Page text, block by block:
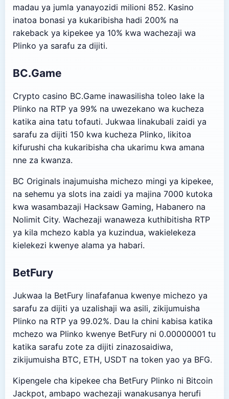
madau ya jumla yanayozidi milioni 852. Kasino
inatoa bonasi ya kukaribisha hadi 200% na
rakeback ya kipekee ya 10% kwa wachezaji wa
Plinko ya sarafu za dijiti.
BC.Game
Crypto casino BC.Game inawasilisha toleo lake la
Plinko na RTP ya 99% na uwezekano wa kucheza
katika aina tatu tofauti. Jukwaa linakubali zaidi ya
sarafu za dijiti 150 kwa kucheza Plinko, likitoa
kifurushi cha kukaribisha cha ukarimu kwa amana
nne za kwanza.
BC Originals inajumuisha michezo mingi ya kipekee,
na sehemu ya slots ina zaidi ya majina 7000 kutoka
kwa wasambazaji Hacksaw Gaming, Habanero na
Nolimit City. Wachezaji wanaweza kuthibitisha RTP
ya kila mchezo kabla ya kuzindua, wakielekeza
kielekezi kwenye alama ya habari.
BetFury
Jukwaa la BetFury linafafanua kwenye michezo ya
sarafu za dijiti ya uzalishaji wa asili, zikijumuisha
Plinko na RTP ya 99.02%. Dau la chini kabisa katika
mchezo wa Plinko kwenye BetFury ni 0.00000001 tu
katika sarafu zote za dijiti zinazosaidiwa,
zikijumuisha BTC, ETH, USDT na token yao ya BFG.
Kipengele cha kipekee cha BetFury Plinko ni Bitcoin
Jackpot, ambapo wachezaji wanakusanya herufi